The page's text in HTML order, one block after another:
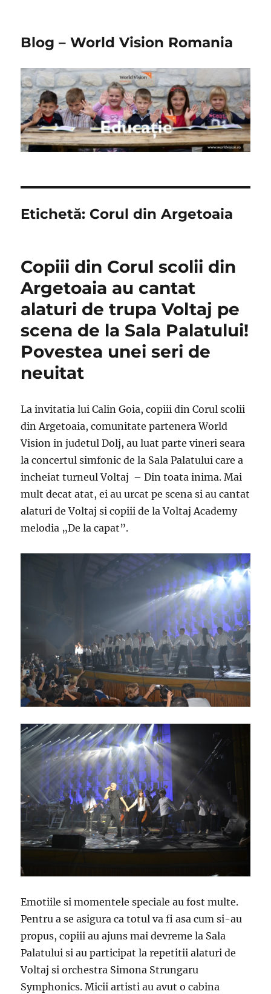
Blog – World Vision Romania
Etichetă: Corul din Argetoaia
Copiii din Corul scolii din
Argetoaia au cantat
alaturi de trupa Voltaj pe
scena de la Sala Palatului!
Povestea unei seri de
neuitat
La invitatia lui Calin Goia, copiii din Corul scolii
din Argetoaia, comunitate partenera World
Vision in judetul Dolj, au luat parte vineri seara
la concertul simfonic de la Sala Palatului care a
incheiat turneul Voltaj – Din toata inima. Mai
mult decat atat, ei au urcat pe scena si au cantat
alaturi de Voltaj si copiii de la Voltaj Academy
melodia „De la capat”.
Emotiile si momentele speciale au fost multe.
Pentru a se asigura ca totul va fi asa cum si-au
propus, copiii au ajuns mai devreme la Sala
Palatului si au participat la repetitii alaturi de
Voltaj si orchestra Simona Strungaru
Symphonics. Micii artisti au avut o cabina